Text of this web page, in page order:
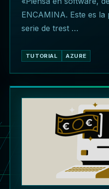
ENCAMINA. Este es
serie de trest …
TUTORIAL AZURE